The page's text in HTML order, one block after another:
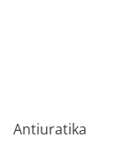
Antiuratika